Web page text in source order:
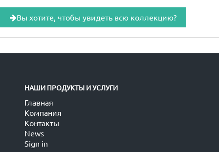
Вы хотите, чтобы увидеть всю коллекцию?
НАШИ ПРОДУКТЫ И УСЛУГИ
Главная
Компания
Контакты
News
Sign in